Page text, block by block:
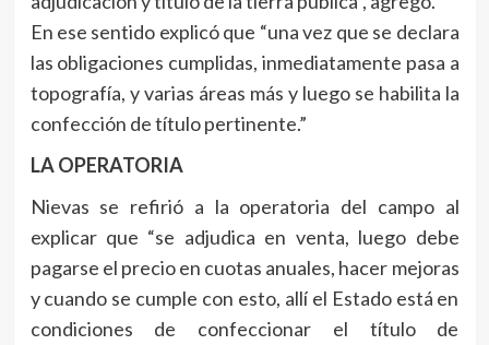
En ese sentido explicó que “una vez que se declara
las obligaciones cumplidas, inmediatamente pasa a
topografía, y varias áreas más y luego se habilita la
confección de título pertinente.”
LA OPERATORIA
Nievas se refirió a la operatoria del campo al
explicar que “se adjudica en venta, luego debe
pagarse el precio en cuotas anuales, hacer mejoras
y cuando se cumple con esto, allí el Estado está en
condiciones de confeccionar el título de